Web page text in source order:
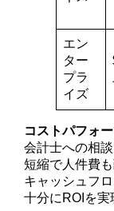
エン
ター
プラ
イズ
コストパフォ
会計士への相
短縮で人件費
キャッシュフ
十分にROIを実